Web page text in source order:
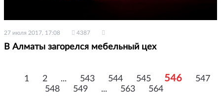
27 июля 2017, 17:08 4387
В Алматы загорелся мебельный цех
1 2 ... 543 544 545 546
547
548
549 ... 563 564